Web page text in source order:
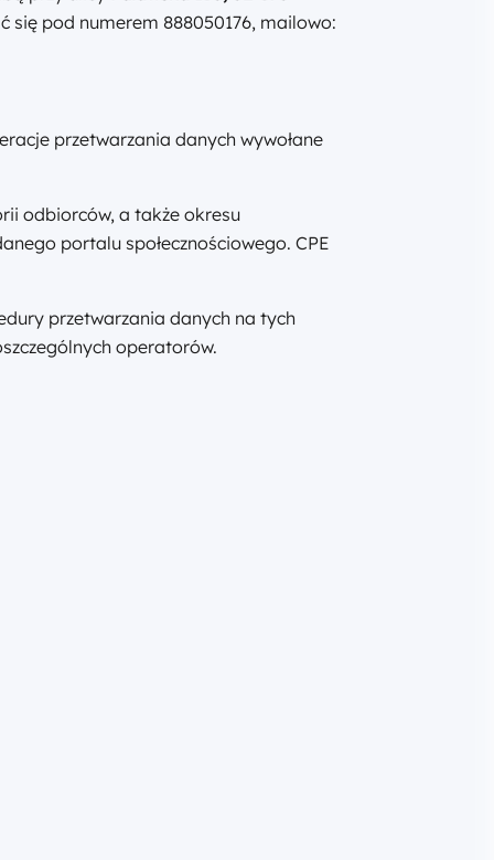
się pod numerem 888050176, mailowo:
przetwarzania danych wywołane
odbiorców, a także okresu
portalu społecznościowego. CPE
przetwarzania danych na tych
operatorów.